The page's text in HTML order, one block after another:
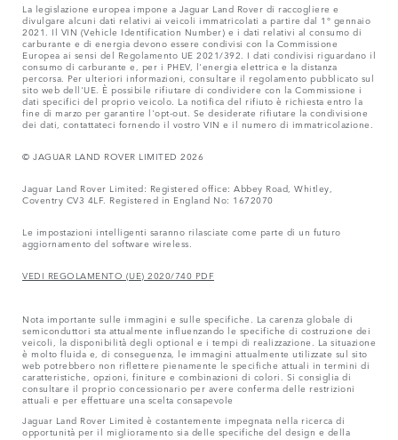
La legislazione europea impone a Jaguar Land Rover di raccogliere e
divulgare alcuni dati relativi ai veicoli immatricolati a partire dal 1° gennaio
2021. Il VIN (Vehicle Identification Number) e i dati relativi al consumo di
carburante e di energia devono essere condivisi con la Commissione
Europea ai sensi del Regolamento UE 2021/392. I dati condivisi riguardano il
consumo di carburante e, per i PHEV, l'energia elettrica e la distanza
percorsa. Per ulteriori informazioni, consultare il regolamento pubblicato sul
sito web dell'UE. È possibile rifiutare di condividere con la Commissione i
dati specifici del proprio veicolo. La notifica del rifiuto è richiesta entro la
fine di marzo per garantire l'opt-out. Se desiderate rifiutare la condivisione
dei dati, contattateci fornendo il vostro VIN e il numero di immatricolazione.
© JAGUAR LAND ROVER LIMITED 2026
Jaguar Land Rover Limited: Registered office: Abbey Road, Whitley,
Coventry CV3 4LF. Registered in England No: 1672070
Le impostazioni intelligenti saranno rilasciate come parte di un futuro
aggiornamento del software wireless.
VEDI REGOLAMENTO (UE) 2020/740 PDF
Nota importante sulle immagini e sulle specifiche. La carenza globale di
semiconduttori sta attualmente influenzando le specifiche di costruzione dei
veicoli, la disponibilità degli optional e i tempi di realizzazione. La situazione
è molto fluida e, di conseguenza, le immagini attualmente utilizzate sul sito
web potrebbero non riflettere pienamente le specifiche attuali in termini di
caratteristiche, opzioni, finiture e combinazioni di colori. Si consiglia di
consultare il proprio concessionario per avere conferma delle restrizioni
attuali e per effettuare una scelta consapevole
Jaguar Land Rover Limited è costantemente impegnata nella ricerca di
opportunità per il miglioramento sia delle specifiche del design e della